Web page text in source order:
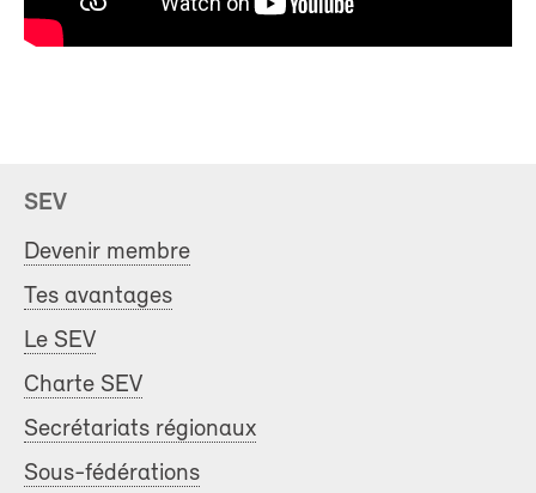
SEV
Devenir membre
Tes avantages
Le SEV
Charte SEV
Secrétariats régionaux
Sous-fédérations